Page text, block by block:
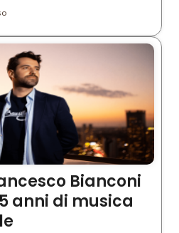
Bianconi
anni di musica